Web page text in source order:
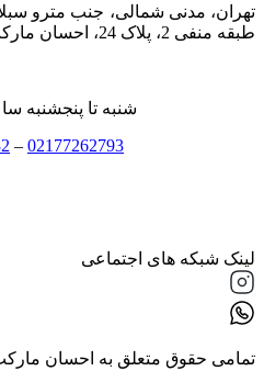
تهران، مدنی شمالی، جنب مترو
طبقه منفی 2، پلاک 24، احسان مارکت
شنبه تا پنجشنبه ساعت 11
02177262793
–
لینک شبکه های اجتماعی
تمامی حقوق متعلق به احسان